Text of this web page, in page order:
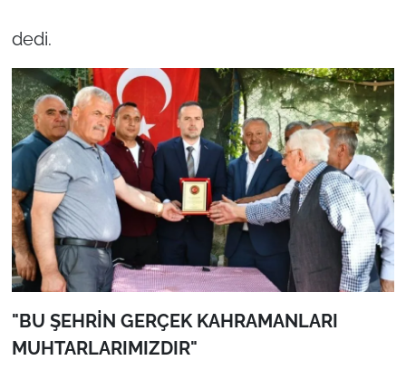
dedi.
"BU ŞEHRİN GERÇEK KAHRAMANLARI
MUHTARLARIMIZDIR"